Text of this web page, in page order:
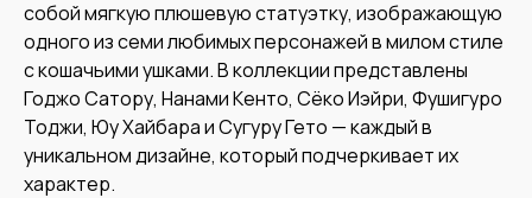
собой мягкую плюшевую статуэтку, изображающую
одного из семи любимых персонажей в милом стиле
с кошачьими ушками. В коллекции представлены
Годжо Сатору, Нанами Кенто, Сёко Иэйри, Фушигуро
Тоджи, Юу Хайбара и Сугуру Гето — каждый в
уникальном дизайне, который подчеркивает их
характер.